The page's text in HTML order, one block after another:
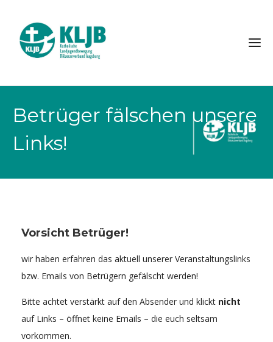
Betrüger fälschen unsere
Links!
Vorsicht Betrüger!
wir haben erfahren das aktuell unserer Veranstaltungslinks
bzw. Emails von Betrügern gefälscht werden!
Bitte achtet verstärkt auf den Absender und klickt nicht
auf Links – öffnet keine Emails – die euch seltsam
vorkommen.